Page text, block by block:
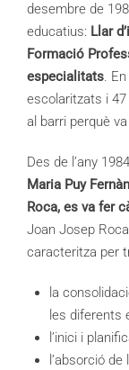
desembre de
educatius: Llar
Formació
especialitats.
escolaritzats i
al barri perquè
Des de l’any
Maria Puy
Roca, es va fer
Joan Josep
caracteritza per
la
les diferents
l’inici i
l’absorció